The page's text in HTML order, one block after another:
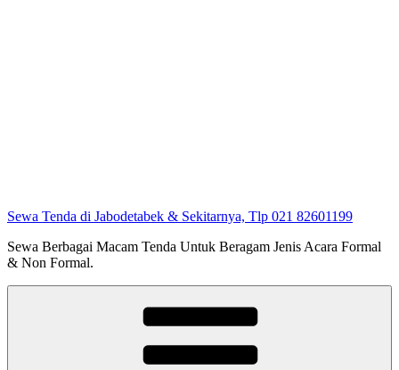
Sewa Tenda di Jabodetabek & Sekitarnya, Tlp 021 82601199
Sewa Berbagai Macam Tenda Untuk Beragam Jenis Acara Formal
& Non Formal.